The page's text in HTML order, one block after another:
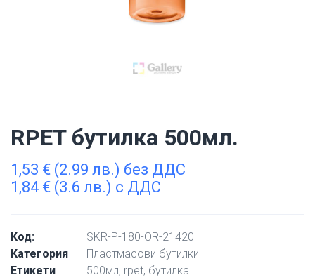
RPET бутилка 500мл.
1,53 € (2.99 лв.) без ДДС
1,84 € (3.6 лв.) с ДДС
Код:
SKR-P-180-OR-21420
Категория
Пластмасови бутилки
Етикети
500мл, rpet, бутилка